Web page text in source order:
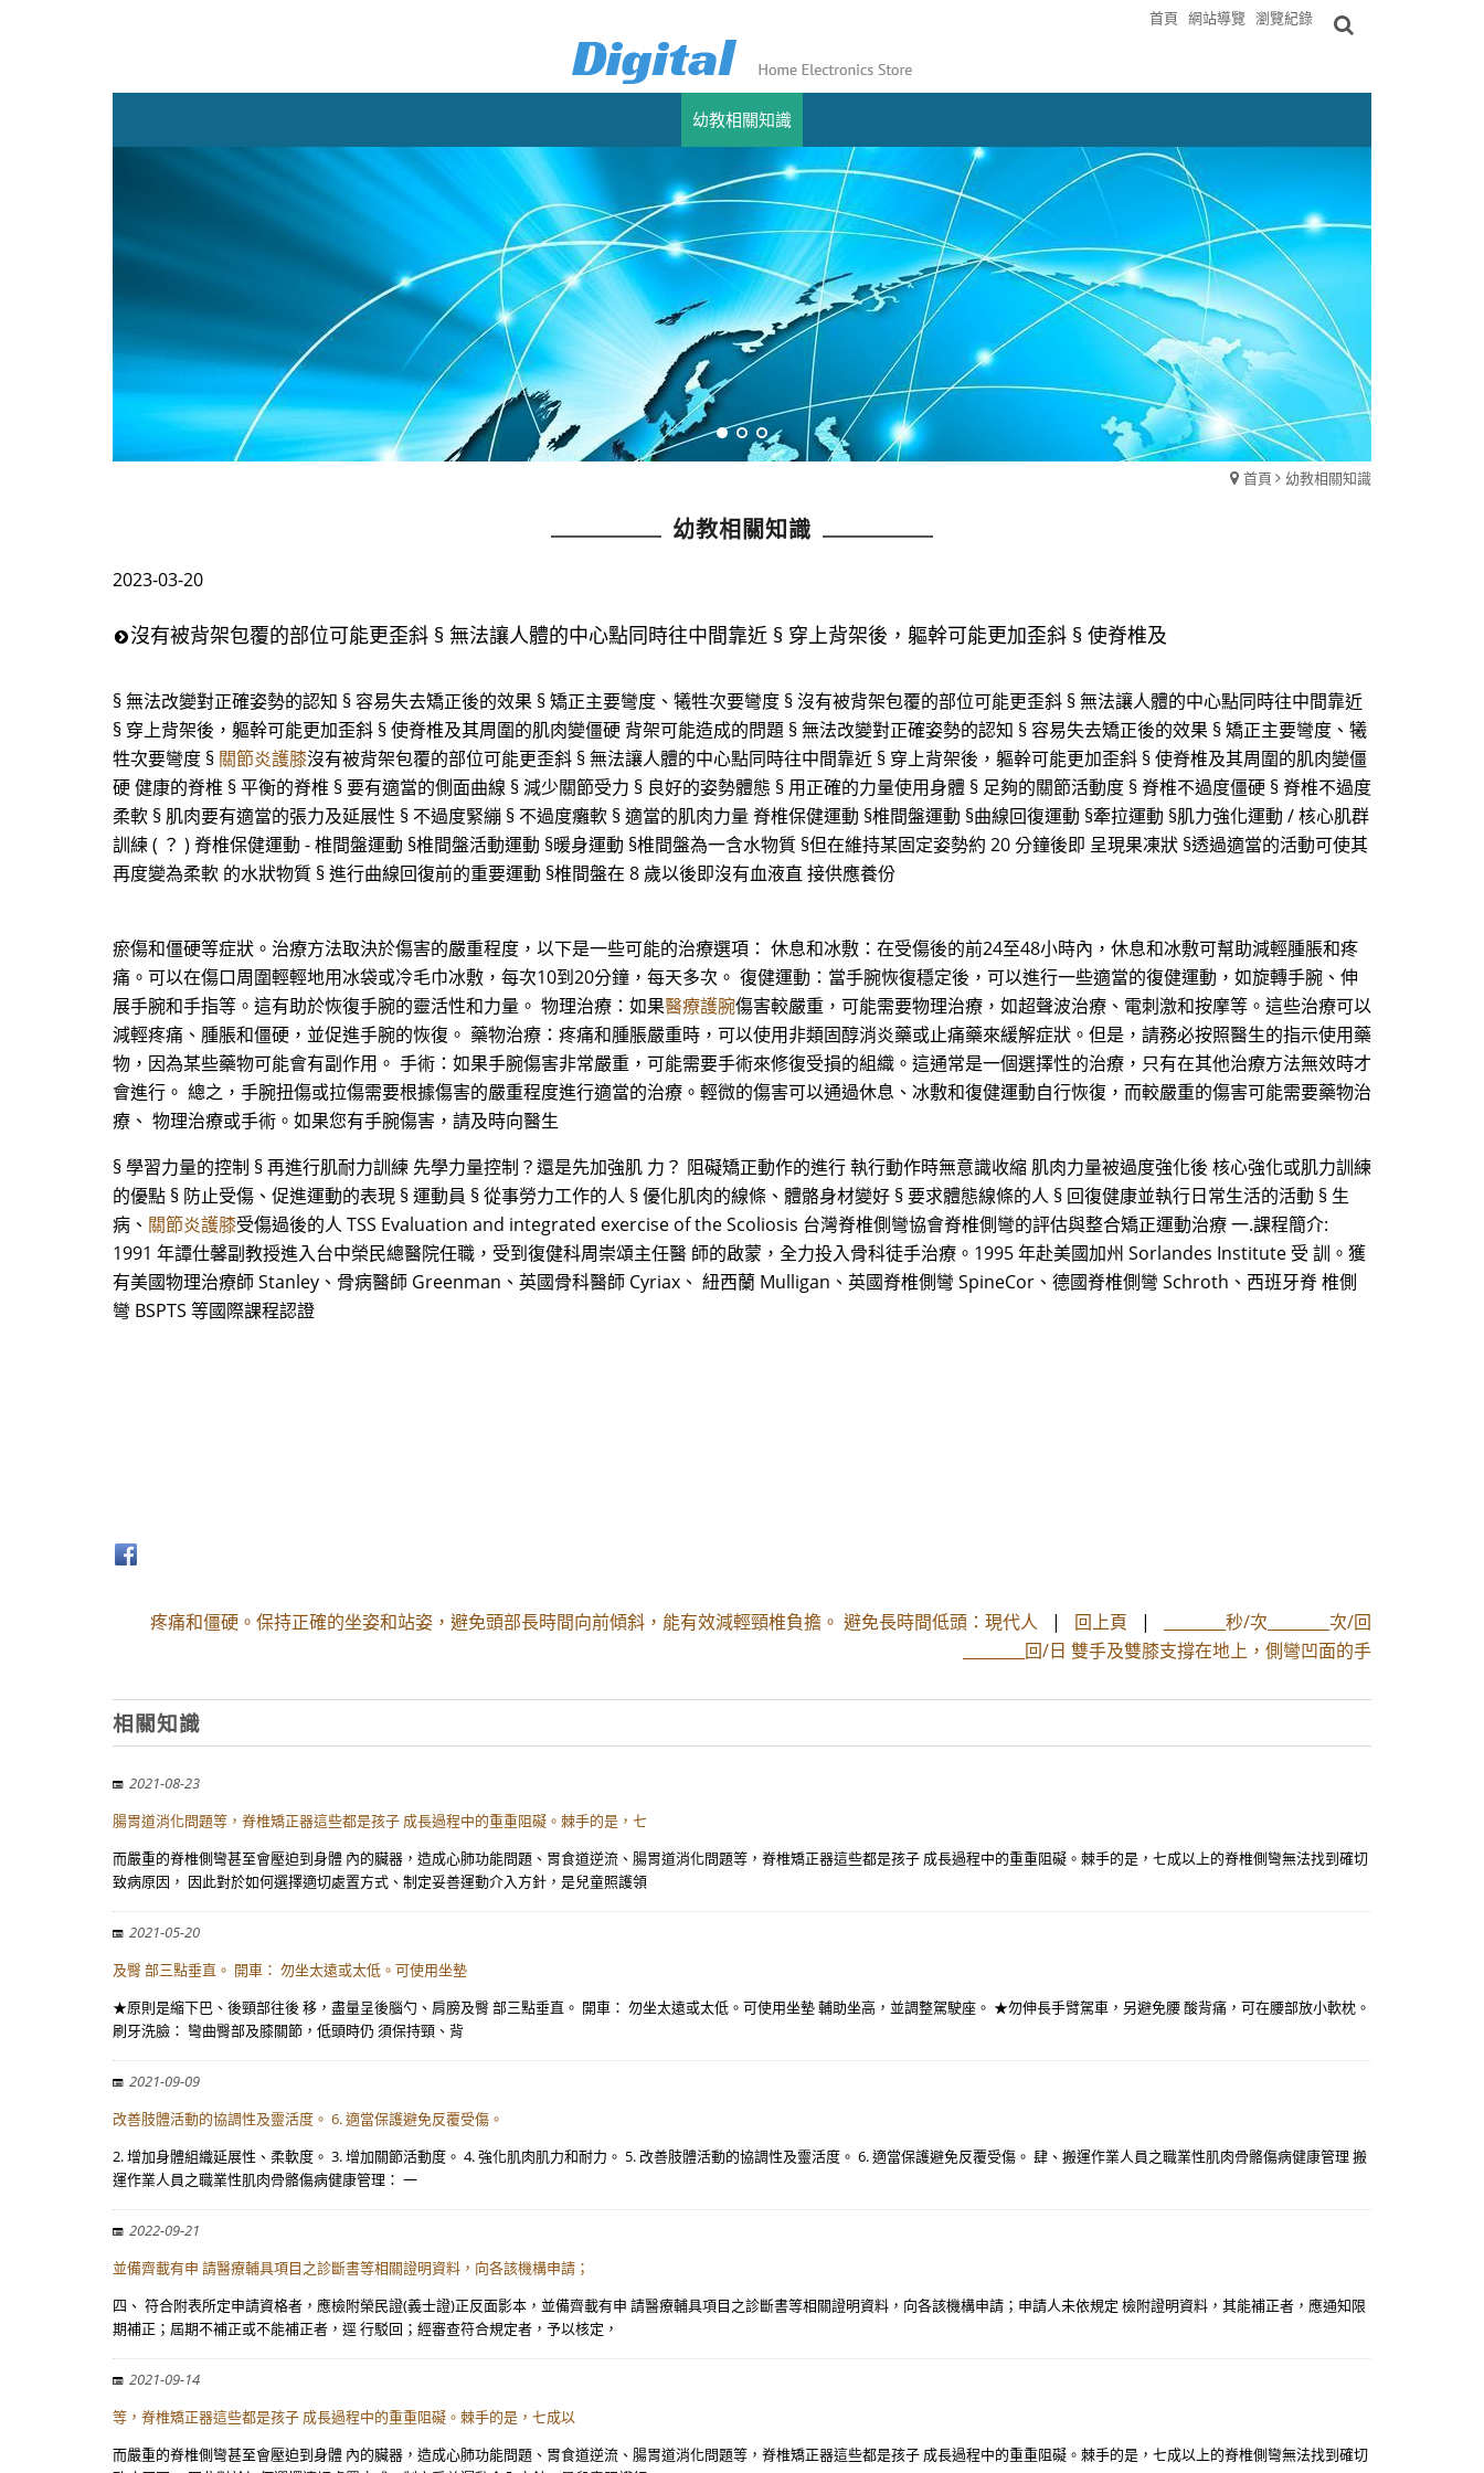
首頁 網站導覽 瀏覽紀錄
幼教相關知識
首頁 幼教相關知識
幼教相關知識
2023-03-20
沒有被背架包覆的部位可能更歪斜 § 無法讓人體的中心點同時往中間靠近 § 穿上背架後，軀幹可能更加歪斜 § 使脊椎及
§ 無法改變對正確姿勢的認知 § 容易失去矯正後的效果 § 矯正主要彎度、犧牲次要彎度 § 沒有被背架包覆的部位可能更歪斜 § 無法讓人體的中心點同時往中間靠近
§ 穿上背架後，軀幹可能更加歪斜 § 使脊椎及其周圍的肌肉變僵硬 背架可能造成的問題 § 無法改變對正確姿勢的認知 § 容易失去矯正後的效果 § 矯正主要彎度、犧
牲次要彎度 § 關節炎護膝沒有被背架包覆的部位可能更歪斜 § 無法讓人體的中心點同時往中間靠近 § 穿上背架後，軀幹可能更加歪斜 § 使脊椎及其周圍的肌肉變僵
硬 健康的脊椎 § 平衡的脊椎 § 要有適當的側面曲線 § 減少關節受力 § 良好的姿勢體態 § 用正確的力量使用身體 § 足夠的關節活動度 § 脊椎不過度僵硬 § 脊椎不過度
柔軟 § 肌肉要有適當的張力及延展性 § 不過度緊繃 § 不過度癱軟 § 適當的肌肉力量 脊椎保健運動 §椎間盤運動 §曲線回復運動 §牽拉運動 §肌力強化運動 / 核心肌群
訓練 ( ？ ) 脊椎保健運動 - 椎間盤運動 §椎間盤活動運動 §暖身運動 §椎間盤為一含水物質 §但在維持某固定姿勢約 20 分鐘後即 呈現果凍狀 §透過適當的活動可使其
再度變為柔軟 的水狀物質 § 進行曲線回復前的重要運動 §椎間盤在 8 歲以後即沒有血液直 接供應養份
瘀傷和僵硬等症狀。治療方法取決於傷害的嚴重程度，以下是一些可能的治療選項： 休息和冰敷：在受傷後的前24至48小時內，休息和冰敷可幫助減輕腫脹和疼
痛。可以在傷口周圍輕輕地用冰袋或冷毛巾冰敷，每次10到20分鐘，每天多次。 復健運動：當手腕恢復穩定後，可以進行一些適當的復健運動，如旋轉手腕、伸
展手腕和手指等。這有助於恢復手腕的靈活性和力量。 物理治療：如果醫療護腕傷害較嚴重，可能需要物理治療，如超聲波治療、電刺激和按摩等。這些治療可以
減輕疼痛、腫脹和僵硬，並促進手腕的恢復。 藥物治療：疼痛和腫脹嚴重時，可以使用非類固醇消炎藥或止痛藥來緩解症狀。但是，請務必按照醫生的指示使用藥
物，因為某些藥物可能會有副作用。 手術：如果手腕傷害非常嚴重，可能需要手術來修復受損的組織。這通常是一個選擇性的治療，只有在其他治療方法無效時才
會進行。 總之，手腕扭傷或拉傷需要根據傷害的嚴重程度進行適當的治療。輕微的傷害可以通過休息、冰敷和復健運動自行恢復，而較嚴重的傷害可能需要藥物治
療、 物理治療或手術。如果您有手腕傷害，請及時向醫生
§ 學習力量的控制 § 再進行肌耐力訓練 先學力量控制？還是先加強肌 力？ 阻礙矯正動作的進行 執行動作時無意識收縮 肌肉力量被過度強化後 核心強化或肌力訓練
的優點 § 防止受傷、促進運動的表現 § 運動員 § 從事勞力工作的人 § 優化肌肉的線條、體骼身材變好 § 要求體態線條的人 § 回復健康並執行日常生活的活動 § 生
病、 關節炎護膝受傷過後的人 TSS Evaluation and integrated exercise of the Scoliosis 台灣脊椎側彎協會脊椎側彎的評估與整合矯正運動治療 一.課程簡介:
1991 年譚仕馨副教授進入台中榮民總醫院任職，受到復健科周崇頌主任醫 師的啟蒙，全力投入骨科徒手治療。1995 年赴美國加州 Sorlandes Institute 受 訓。獲
有美國物理治療師 Stanley、骨病醫師 Greenman、英國骨科醫師 Cyriax、 紐西蘭 Mulligan、英國脊椎側彎 SpineCor、德國脊椎側彎 Schroth、西班牙脊 椎側
彎 BSPTS 等國際課程認證
疼痛和僵硬。保持正確的坐姿和站姿，避免頭部長時間向前傾斜，能有效減輕頸椎負擔。 避免長時間低頭：現代人 | 回上頁 |
________秒/次________次/回
________回/日 雙手及雙膝支撐在地上，側彎凹面的手
相關知識
2021-08-23
腸胃道消化問題等，脊椎矯正器這些都是孩子 成長過程中的重重阻礙。棘手的是，七
而嚴重的脊椎側彎甚至會壓迫到身體 內的臟器，造成心肺功能問題、胃食道逆流、腸胃道消化問題等，脊椎矯正器這些都是孩子 成長過程中的重重阻礙。棘手的是，七成以上的脊椎側彎無法找到確切
致病原因， 因此對於如何選擇適切處置方式、制定妥善運動介入方針，是兒童照護領
2021-05-20
及臀 部三點垂直。 開車： 勿坐太遠或太低。可使用坐墊
★原則是縮下巴、後頸部往後 移，盡量呈後腦勺、肩膀及臀 部三點垂直。 開車： 勿坐太遠或太低。可使用坐墊 輔助坐高，並調整駕駛座。 ★勿伸長手臂駕車，另避免腰 酸背痛，可在腰部放小軟枕。
刷牙洗臉： 彎曲臀部及膝關節，低頭時仍 須保持頸、背
2021-09-09
改善肢體活動的協調性及靈活度。 6. 適當保護避免反覆受傷。
2. 增加身體組織延展性、柔軟度。 3. 增加關節活動度。 4. 強化肌肉肌力和耐力。 5. 改善肢體活動的協調性及靈活度。 6. 適當保護避免反覆受傷。 肆、搬運作業人員之職業性肌肉骨骼傷病健康管理 搬
運作業人員之職業性肌肉骨骼傷病健康管理： 一
2022-09-21
並備齊載有申 請醫療輔具項目之診斷書等相關證明資料，向各該機構申請；
四、 符合附表所定申請資格者，應檢附榮民證(義士證)正反面影本，並備齊載有申 請醫療輔具項目之診斷書等相關證明資料，向各該機構申請；申請人未依規定 檢附證明資料，其能補正者，應通知限
期補正；屆期不補正或不能補正者，逕 行駁回；經審查符合規定者，予以核定，
2021-09-14
等，脊椎矯正器這些都是孩子 成長過程中的重重阻礙。棘手的是，七成以
而嚴重的脊椎側彎甚至會壓迫到身體 內的臟器，造成心肺功能問題、胃食道逆流、腸胃道消化問題等，脊椎矯正器這些都是孩子 成長過程中的重重阻礙。棘手的是，七成以上的脊椎側彎無法找到確切